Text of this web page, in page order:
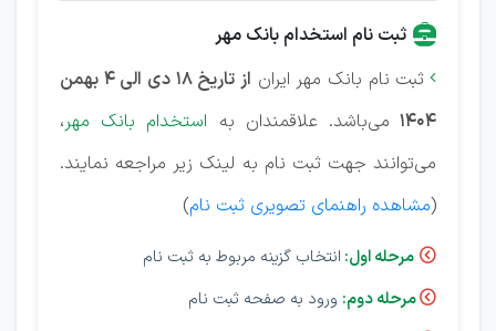
ثبت نام استخدام بانک مهر
 ثبت نام بانک مهر ایران
از تاریخ 18 دی الی 4 بهمن
1404 می‌باشد. علاقمندان به استخدام بانک مهر،
می‌توانند جهت ثبت نام به لینک زیر مراجعه نمایند.
(مشاهده راهنمای تصویری ثبت نام)
 مرحله اول: انتخاب گزینه مربوط به ثبت نام
 مرحله دوم: ورود به صفحه ثبت نام